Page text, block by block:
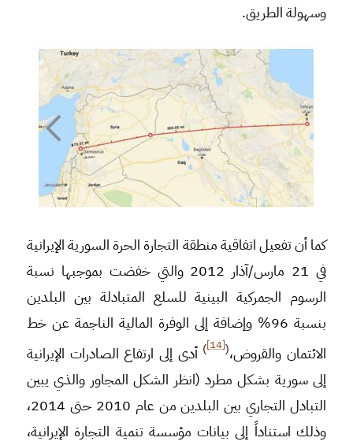
وسهولة الطريق.
كما أن تفعيل اتفاقية منطقة التجارة الحرة السورية الإيرانية
في 21 مارس/آذار 2012 والتي خفضت بموجبها نسبة
الرسوم الجمركية البينية للسلع المتبادلة بين البلدين
بنسبة 96% وإضافة إلى الوفرة المالية الناجمة عن خط
الائتمان والقروض،(
[14]
) أدى إلى ارتفاع الصادرات الإيرانية
إلى سورية بشكل مطرد (انظر الشكل المجاور والذي يبين
التبادل التجاري بين البلدين من عام 2010 حتى 2014،
وذلك استناداً إلى بيانات مؤسسة تنمية التجارة الإيرانية،